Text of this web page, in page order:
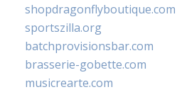
shopdragonflyboutique.com
sportszilla.org
batchprovisionsbar.com
brasserie-gobette.com
musicrearte.com